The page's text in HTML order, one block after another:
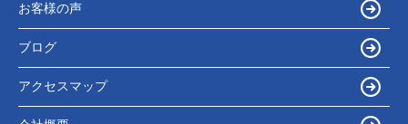
お客様の声
ブログ
アクセスマップ